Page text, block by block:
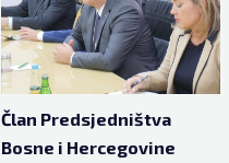
Član Predsjedništva
Bosne i Hercegovine